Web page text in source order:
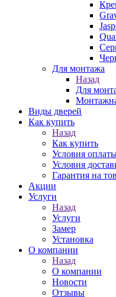
Для монтажа
Назад
Для
Виды дверей
Как купить
Назад
Как купить
Условия
Условия
Гарантия на
Акции
Услуги
Назад
Услуги
Замер
Установка
О компании
Назад
О компании
Новости
Отзывы